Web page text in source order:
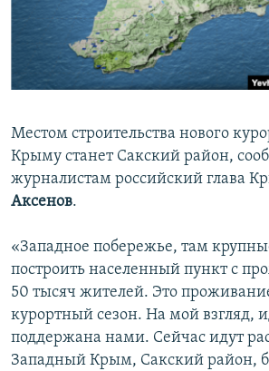
ПОБЕДИТЕЛЕЙ НЕ СУДЯТ?
КРЫМ.НЕПОКОРЕННЫЙ
ELIFBE
ПРИСОЕДИНЯЙТЕСЬ!
Все сайты RFE/RL
Местом строительства нового
Крыму станет Сакский район,
журналистам российский глава
Аксенов.
«Западное побережье, там
построить населенный пункт с
50 тысяч жителей. Это
курортный сезон. На мой взгляд,
поддержана нами. Сейчас идут
Западный Крым, Сакский район,